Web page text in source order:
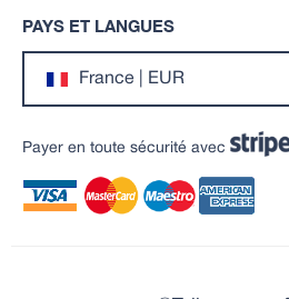
PAYS ET LANGUES
France | EUR
Payer en toute sécurité avec